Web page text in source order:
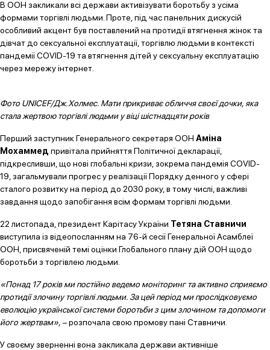
В ООН закликали всі держави активізувати боротьбу з усіма
формами торгівлі людьми. Проте, під час панельних дискусій
особливий акцент був поставлений на протидії втягнення жінок та
дівчат до сексуальної експлуатації, торгівлю людьми в контексті
пандемії COVID-19 та втягнення дітей у сексуальну експлуатацію
через мережу інтернет.
Фото UNICEF/Дж.Холмес. Мати прикриває обличчя своєї дочки, яка
стала жертвою торгівлі людьми у віці шістнадцяти років
Перший заступник Генерального секретаря ООН Аміна
Мохаммед привітала прийняття Політичної декларації,
підкресливши, що нові глобальні кризи, зокрема пандемія COVID-
19, загальмували прогрес у реалізації Порядку денного у сфері
сталого розвитку на період до 2030 року, в тому числі, важливі
завдання щодо запобігання всім формам торгівлі людьми.
22 листопада, президент Карітасу України Тетяна Ставничи
виступила із відеопосланням на 76-й сесії Генеральної Асамблеї
ООН, присвяченій темі оцінки Глобального плану дій ООН щодо
боротьби з торгівлею людьми.
«Понад 17 років ми постійно ведемо моніторинг та активно сприяємо
протидії злочину торгівлі людьми. За цей період ми прослідковуємо
еволюцію української системи боротьби з цим злочином та допомоги
його жертвам», – розпочала свою промову пані Ставничи.
У своєму зверненні вона закликала держави активніше